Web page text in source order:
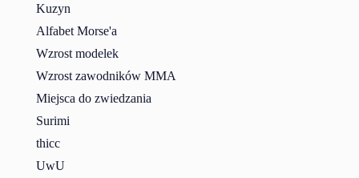
Kuzyn
Alfabet Morse'a
Wzrost modelek
Wzrost zawodników MMA
Miejsca do zwiedzania
Surimi
thicc
UwU